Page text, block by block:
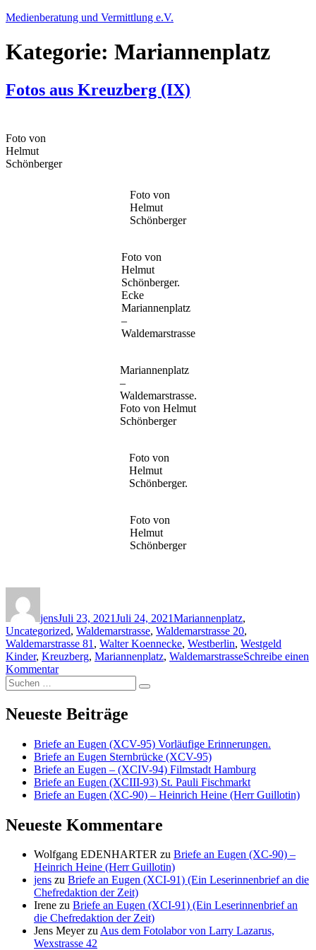
Zum
springen
Medienberatung und Vermittlung e.V.
Kategorie: Mariannenplatz
Fotos aus Kreuzberg (IX)
Foto von
Helmut
Schönberger
Foto von
Helmut
Schönberger
Foto von
Helmut
Schönberger.
Ecke
Mariannenplatz
–
Waldemarstrasse
Mariannenplatz
–
Waldemarstrasse.
Foto von Helmut
Schönberger
Foto von
Helmut
Schönberger.
Foto von
Helmut
Schönberger
jensJuli 23, 2021Juli 24, 2021Mariannenplatz,
Uncategorized, Waldemarstrasse, Waldemarstrasse 20,
Waldemarstrasse 81 , Walter Koennecke, Westberlin, Westgeld
Kinder, Kreuzberg, Mariannenplatz, WaldemarstrasseSchreibe einen
Kommentarzu
aus
Kreuzberg
(IX)
Suche
nach:
Suchen
Neueste Beiträge
Briefe an Eugen (XCV-95) Vorläufige Erinnerungen.
Briefe an Eugen Sternbrücke (XCV-95)
Briefe an Eugen – (XCIV-94) Filmstadt Hamburg
Briefe an Eugen (XCIII-93) St. Pauli Fischmarkt
Briefe an Eugen (XC-90) – Heinrich Heine (Herr Guillotin)
Neueste Kommentare
Wolfgang EDENHARTER zu Briefe an Eugen (XC-90) –
Heinrich Heine (Herr Guillotin)
jens zu Briefe an Eugen (XCI-91) (Ein Leserinnenbrief an die
Chefredaktion der Zeit)
Irene zu Briefe an Eugen (XCI-91) (Ein Leserinnenbrief an
die Chefredaktion der Zeit)
Jens MeyerzuAus dem Fotolabor von Larry Lazarus,
Wexstrasse 42